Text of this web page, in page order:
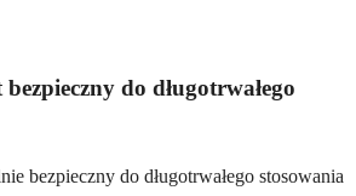
do długotrwałego
bezpieczny do długotrwałego stosowania